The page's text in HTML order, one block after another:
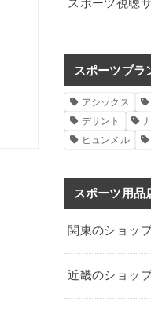
スポーツ視聴
スポーツブラ
アシックス
デサント
ヒュンメル
スポーツ用品
関東のショッ
近畿のショッ